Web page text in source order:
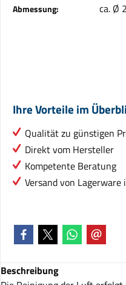
Abmessung:
ca. Ø
Ihre Vorteile im
Qualität zu günstigen
Direkt vom Hersteller
Kompetente Beratung
Versand von
Beschreibung